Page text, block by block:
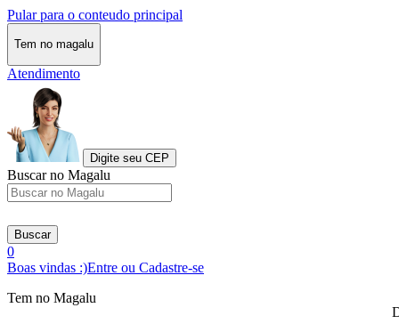
Pular para o conteudo principal
Tem no magalu
Atendimento
Digite seu CEP
Buscar no Magalu
Buscar
0
Boas vindas :)Entre ou Cadastre-se
Tem no Magalu